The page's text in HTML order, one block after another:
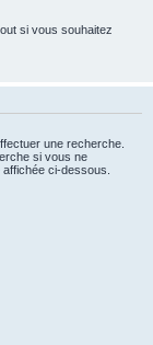
si vous souhaitez
une recherche.
si vous ne
ci-dessous.